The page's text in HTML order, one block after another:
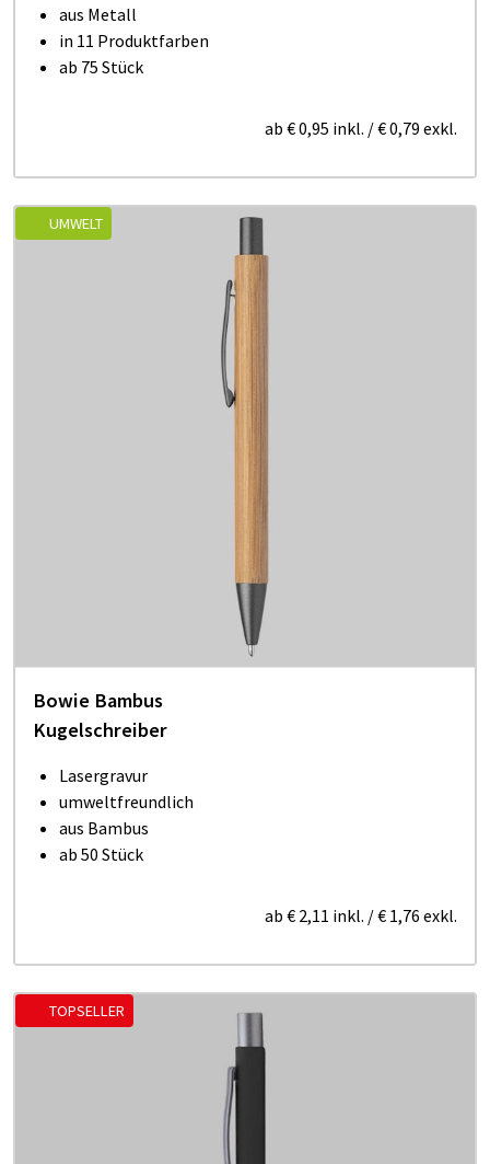
aus Metall
in 11 Produktfarben
ab 75 Stück
ab € 0,95 inkl. /€ 0,79 exkl.
UMWELT
Bowie Bambus
Kugelschreiber
Lasergravur
umweltfreundlich
aus Bambus
ab 50 Stück
ab € 2,11 inkl. /€ 1,76 exkl.
TOPSELLER